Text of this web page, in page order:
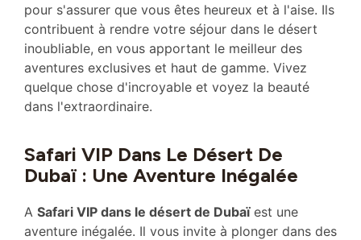
pour s'assurer que vous êtes heureux et à l'aise. Ils
contribuent à rendre votre séjour dans le désert
inoubliable, en vous apportant le meilleur des
aventures exclusives et haut de gamme. Vivez
quelque chose d'incroyable et voyez la beauté
dans l'extraordinaire.
Safari VIP Dans Le Désert De
Dubaï : Une Aventure Inégalée
A Safari VIP dans le désert de Dubaïest une
aventure inégalée. Il vous invite à plonger dans des